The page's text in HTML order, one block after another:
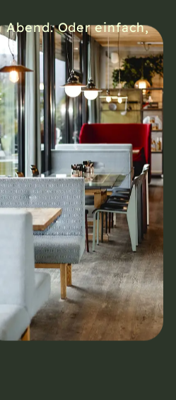
Abend. Oder einfach,